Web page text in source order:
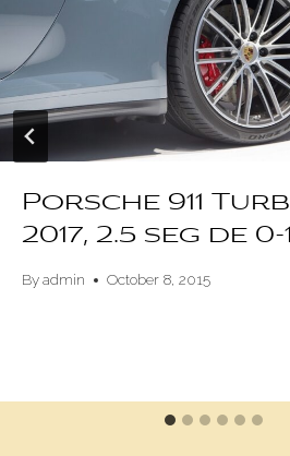
Porsche 911
2017, 2.5 seg de 0-
Byadmin October 8, 2015